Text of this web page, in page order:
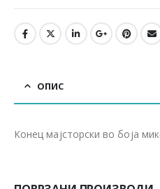
ОПИС
Конец мајсторски во боја